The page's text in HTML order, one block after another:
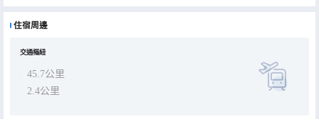
住宿周邊
交通樞紐
45.7公里
2.4公里